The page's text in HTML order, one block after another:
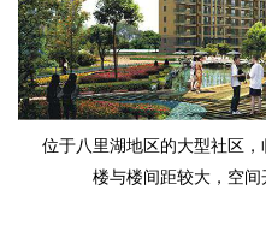
位于八里湖地区的大型社区
楼与楼间距较大，空间